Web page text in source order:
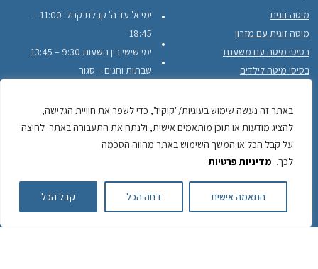
באתר זה נעשה שימוש בעוגיות/"קוקיז", כדי לשפר את חוויית הגלישה,
להציג מודעות או תוכן מותאמים אישית, ולנתח את התעבורה באתר. לחיצה
על קבל הכל או המשך השימוש באתר מהווה הסכמה
לכך. מדיניות פרטיות
התאמה אישית דחה הכל קבל הכל
מיטה זוגית
מיטה זוגית עם מזרון
בסיסי מיטה עם משענת
בסיסי מיטה לילדים
לקוחות ממליצים
ימי א' עד ה' קבלת קהל: 11:00 –
18:45
ימי שישי בין השעות 9:30 – 13:45
שבתות וחגים – סגור
כתובתינו: יוחנן הסנדלר 22, כפר סבא לפרטים והזמנות:
050-743-2484